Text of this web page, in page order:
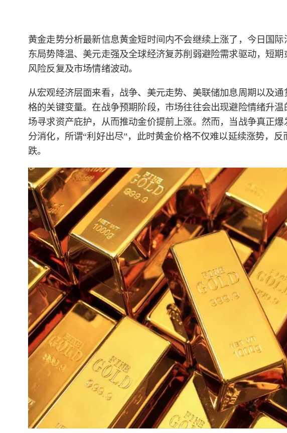
黄金走势分析最新信息黄金短时间内不会继续上涨了，今日国
东局势降温、美元走强及全球经济复苏削弱避险需求驱动，短
风险反复及市场情绪波动。
从宏观经济层面来看，战争、美元走势、美联储加息周期以及
格的关键变量。在战争预期阶段，市场往往会出现避险情绪升
场寻求资产庇护，从而推动金价提前上涨。然而，当战争真正
分消化，所谓“利好出尽”，此时黄金价格不仅难以延续涨势，
跌。